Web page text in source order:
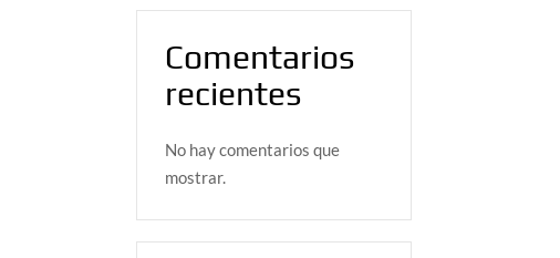
Comentarios
recientes
No hay comentarios que
mostrar.